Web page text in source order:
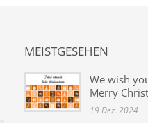
MEISTGESEHEN
We wish
Merry
19 Dez. 2024